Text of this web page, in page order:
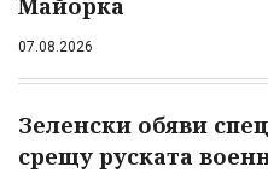
Майорка
07.08.2026
Зеленски обяви
срещу руската